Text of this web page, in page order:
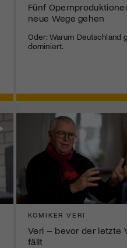
Fünf
neue Wege gehen
Oder: Warum Deutschland
dominiert.
KOMIKER VERI
Veri – bevor der letzte
fällt